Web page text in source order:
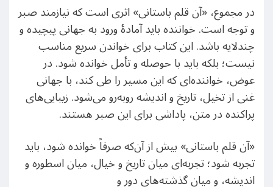
در مجموع، «آن قلم باستانی» اثری است که نیازمند صبر
و توجه است. خواننده باید آمادهٔ ورود به جهانی پیچیده و
چندلایه باشد. این کتاب برای خواندن سریع مناسب
نیست؛ بلکه باید با حوصله و تأمل خوانده شود. در
عوض، خواننده‌ای که این مسیر را طی کند، با جهانی
غنی از تخیل، تاریخ و اندیشه روبه‌رو می‌شود. زیبایی‌های
پراکنده در متن، پاداشی برای این صبر هستند.
«آن قلم باستانی» بیش از آن‌که صرفاً خوانده شود، باید
تجربه شود؛ تجربه‌ای میان تاریخ و خیال، میان اسطوره و
اندیشه، و میان گذشته‌های دور و